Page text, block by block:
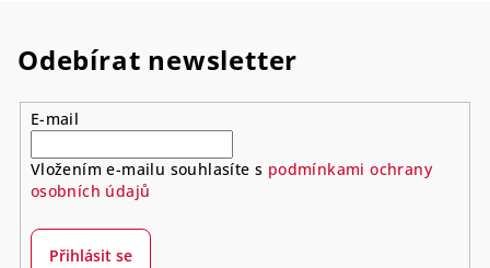
Odebírat newsletter
E-mail
Vložením e-mailu souhlasíte s podmínkami ochrany
osobních údajů
Přihlásit se